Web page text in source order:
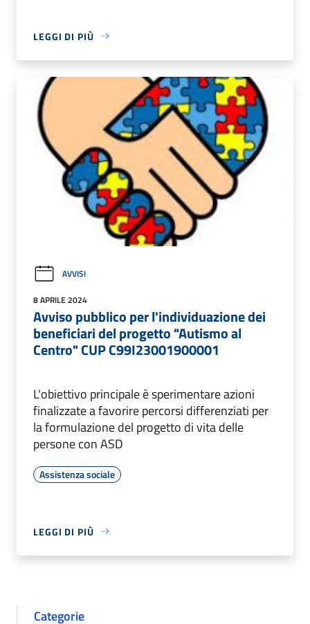
LEGGI DI PIÙ
AVVISI
8 APRILE 2024
Avviso pubblico per l'individuazione dei
beneficiari del progetto "Autismo al
Centro" CUP C99I23001900001
L'obiettivo principale è sperimentare azioni
finalizzate a favorire percorsi differenziati per
la formulazione del progetto di vita delle
persone con ASD
Assistenza sociale
LEGGI DI PIÙ
Categorie